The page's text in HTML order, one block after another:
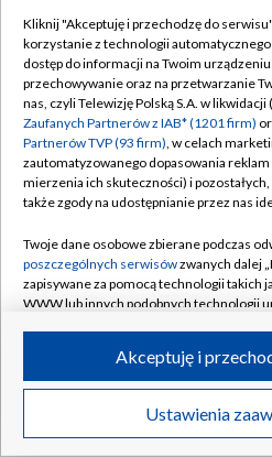
TVP
Abonament TVP
Emisja w TVP
Centrum informacji TVP
Naziemna Telewizja Cyfrowa
Rada Programowa
System NOS
Informacje o nadawcy
Program dla prasy
Ogłoszenie przetargowe
Polityka
Moje
©2026 Telewizja
Kliknij "Akceptuję i przechodzę do
korzystanie z technologii
dostęp do informacji na Twoim
przechowywanie oraz na przetwarzanie
nas, czyli Telewizję Polską S.A. w likwidacji
Zaufanych Partnerów z IAB* (1201 firm)
Partnerów TVP (93 firm), w celach
zautomatyzowanego dopasowania
mierzenia ich skuteczności) i
także zgody na udostępnianie przez nas
Twoje dane osobowe zbierane podczas
poszczególnych serwisówzwanych dalej
zapisywane za pomocą technologii takich
WWW lub innych podobnych technologii
ruchu w Internecie.
Twoje dane osobowe zbierane podczas
poszczególnych serwisówna Portalu,
Ustawienia
Akceptuję i